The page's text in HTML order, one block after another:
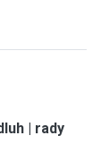
| rady